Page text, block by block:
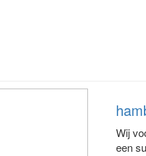
Wij
een